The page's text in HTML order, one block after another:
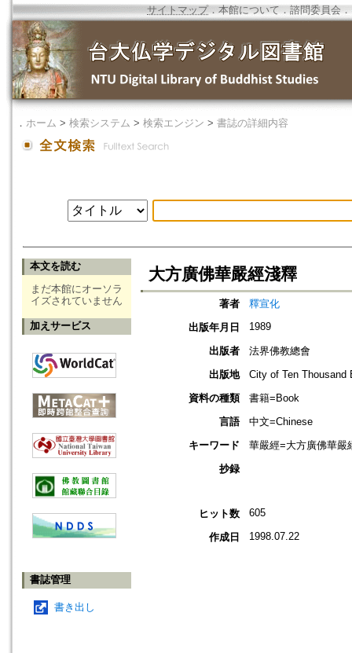
サイトマップ．本館について ． 諮問委員会 ．
． ホーム > 検索システム > 検索エンジン > 書誌の詳細内容
本文を読む
まだ本館にオーソラ
イズされていません
加えサービス
書誌管理
書き出し
大方廣佛華嚴經淺釋
著者
釋宣化
出版年月日
1989
出版者
法界佛教總會
出版地
City of Ten Thousand
資料の種類
書籍=Book
言語
中文=Chinese
キーワード
華嚴經=大方廣佛華嚴
抄録
ヒット数 605
作成日 1998.07.22